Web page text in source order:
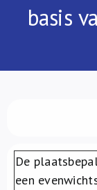
FRbasis
De
een